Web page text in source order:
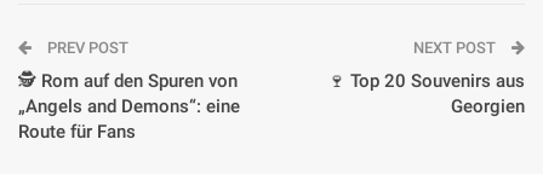
PREV POST
🕵️ Rom auf den Spuren von
„Angels and Demons“: eine
Route für Fans
NEXT POST
🍷 Top 20 Souvenirs aus
Georgien